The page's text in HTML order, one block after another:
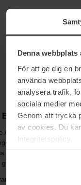
Denna webbplats
För att ge dig en
använda
analysera trafik,
sociala medier
Genom att trycka
av cookies. Du
Integritetspolicy.
BUMBLE
Alle haren en kapsels
voor fotografie,
te geven om in hun
levert die je niet
Bumble and